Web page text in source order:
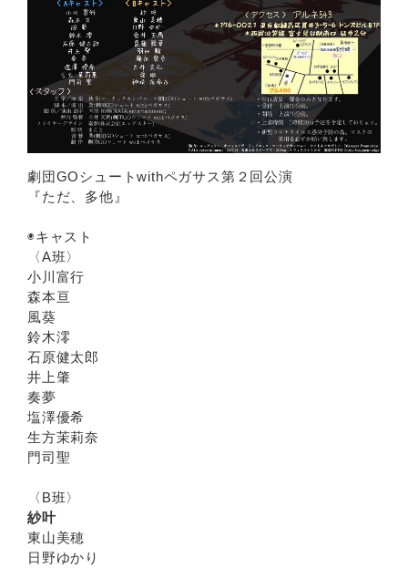
劇団GOシュートwithペガサス第２回公演
『ただ、多他』
◉キャスト
〈A班〉
小川富行
森本亘
風葵
鈴木澪
石原健太郎
井上肇
奏夢
塩澤優希
生方茉莉奈
門司聖
〈B班〉
紗叶
東山美穂
日野ゆかり